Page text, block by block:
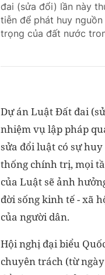
đai (sửa đổi) lần này
tiễn để phát huy
trọng của đất nước
Dự án Luật Đất đai
nhiệm vụ lập pháp
sửa đổi luật có sự
thống chính trị, mọi
của Luật sẽ ảnh
đời sống kinh tế - xã
của người dân.
Hội nghị đại biểu
chuyên trách (từ